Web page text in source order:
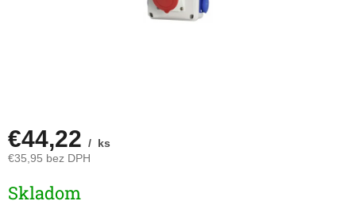
€44,22 / ks
€35,95 bez DPH
cena:
Skladom